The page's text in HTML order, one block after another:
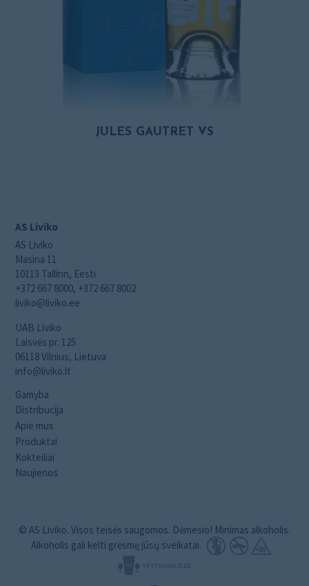
JULES GAUTRET VS
AS Liviko
AS Liviko
Masina 11
10113 Tallinn, Eesti
+372 667 8000, +372 667 8002
liviko@liviko.ee
UAB Liviko
Laisvės pr. 125
06118 Vilnius, Lietuva
info@liviko.lt
Gamyba
Distribucija
Apie mus
Produktai
Kokteiliai
Naujienos
© AS Liviko. Visos teisės saugomos. Dėmesio! Minimas alkoholis.
Alkoholis gali kelti grėsmę jūsų sveikatai.